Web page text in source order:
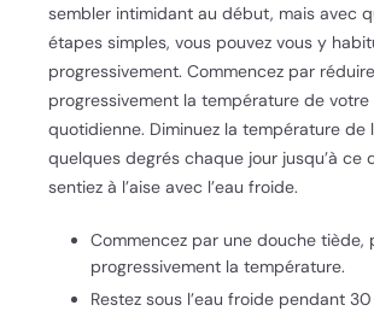
sembler intimidant au début, mais avec
étapes simples, vous pouvez vous y
progressivement. Commencez par réduire
progressivement la température de
quotidienne. Diminuez la température de
quelques degrés chaque jour jusqu’à ce
sentiez à l’aise avec l’eau froide.
Commencez par une douche tiède,
progressivement la température.
Restez sous l’eau froide pendant